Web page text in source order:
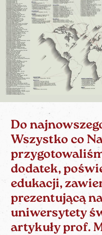
Do
Wszystko co
dodatek,
edukacji,
prezentującą
uniwersytety
artykuły prof.